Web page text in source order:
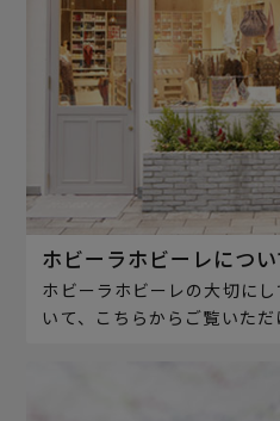
ホビーラホビーレについ
ホビーラホビーレの大切に
いて、こちらからご覧いただ